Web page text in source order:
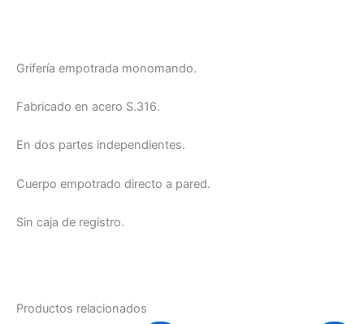
Grifería empotrada monomando.
Fabricado en acero S.316.
En dos partes independientes.
Cuerpo empotrado directo a pared.
Sin caja de registro.
Productos relacionados